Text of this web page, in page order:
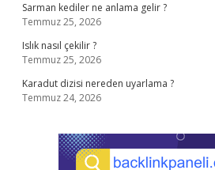
Sarman kediler ne anlama gelir ?
Temmuz 25, 2026
Islık nasıl çekilir ?
Temmuz 25, 2026
Karadut dizisi nereden uyarlama ?
Temmuz 24, 2026